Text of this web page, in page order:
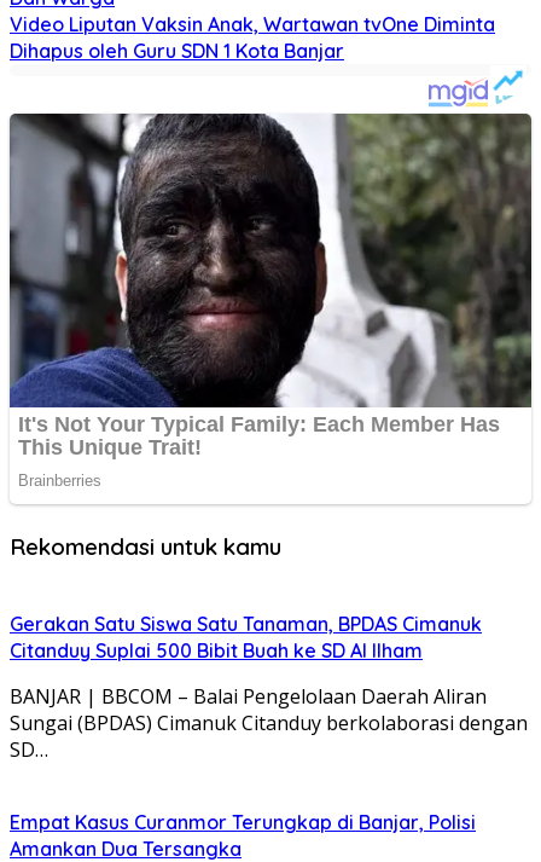
Video Liputan Vaksin Anak, Wartawan tvOne Diminta
Dihapus oleh Guru SDN 1 Kota Banjar
Rekomendasi untuk kamu
Gerakan Satu Siswa Satu Tanaman, BPDAS Cimanuk
Citanduy Suplai 500 Bibit Buah ke SD Al Ilham
BANJAR | BBCOM – Balai Pengelolaan Daerah Aliran
Sungai (BPDAS) Cimanuk Citanduy berkolaborasi dengan
SD…
Empat Kasus Curanmor Terungkap di Banjar, Polisi
Amankan Dua Tersangka